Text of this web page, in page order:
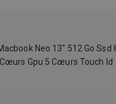
Neo 13" 512 Go Ssd
Gpu 5 Cœurs Touch Id